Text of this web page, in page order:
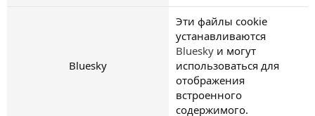
Bluesky
Эти файлы cookie
устанавливаются
Bluesky и могут
использоваться для
отображения
встроенного
содержимого.